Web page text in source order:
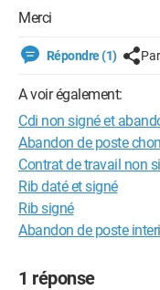
Merci
Répondre (1)
A voir également:
Cdi non signé et
Abandon de poste
Contrat de travail non
Rib daté et signé
Rib signé
Abandon de poste
1 réponse